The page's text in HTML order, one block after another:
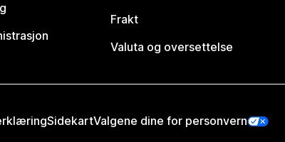
Frakt
Valuta og oversettelse
SidekartValgene dine for personvern